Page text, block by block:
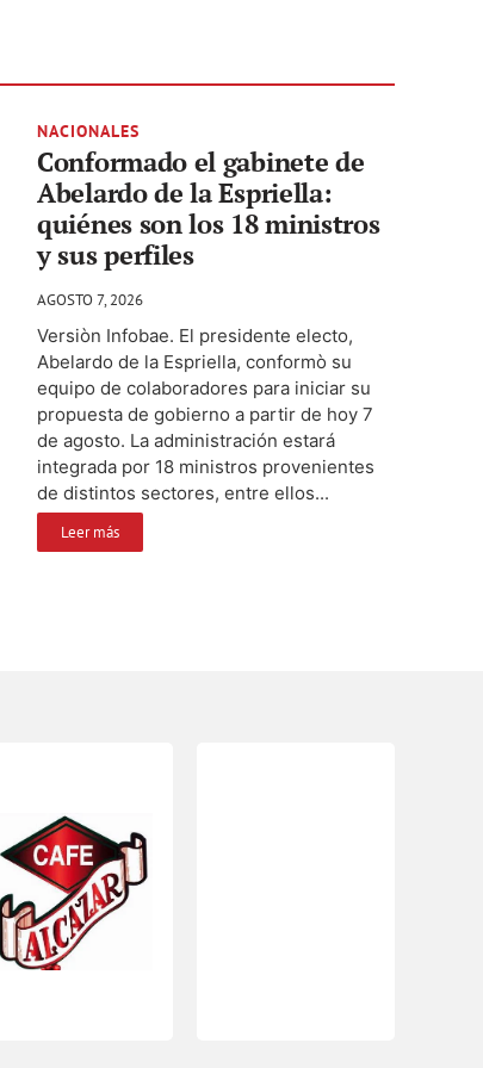
NACIONALES
Conformado el gabinete de
Abelardo de la Espriella:
quiénes son los 18 ministros
y sus perfiles
AGOSTO 7, 2026
Versiòn Infobae. El presidente electo,
Abelardo de la Espriella, conformò su
equipo de colaboradores para iniciar su
propuesta de gobierno a partir de hoy 7
de agosto. La administración estará
integrada por 18 ministros provenientes
de distintos sectores, entre ellos...
Leer más